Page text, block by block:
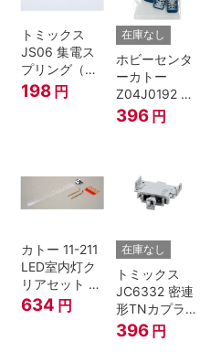
トミックス
JS06 集電ス
プリング（Ｌ
=7.5mm・4個
入） 鉄道模型
198 円
在庫なし
ホビーセンタ
ーカトー
Z04J0192 ク
モハ115 横須
賀色 ジャンパ
396 円
カトー 11-211
LED室内灯ク
リアセット N
ゲージ
634 円
在庫なし
トミックス
JC6332 密連
形TNカプラー
(SPグレー電
連付・211系)
396 円